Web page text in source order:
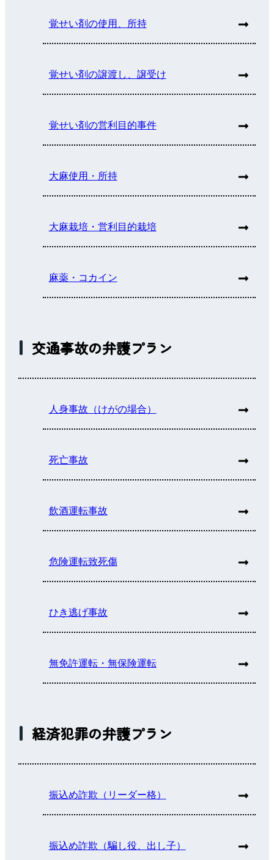
覚せい剤の使用、所持
覚せい剤の譲渡し、譲受け
覚せい剤の営利目的事件
大麻使用・所持
大麻栽培・営利目的栽培
麻薬・コカイン
交通事故の弁護プラン
人身事故（けがの場合）
死亡事故
飲酒運転事故
危険運転致死傷
ひき逃げ事故
無免許運転・無保険運転
経済犯罪の弁護プラン
振込め詐欺（リーダー格）
振込め詐欺（騙し役、出し子）